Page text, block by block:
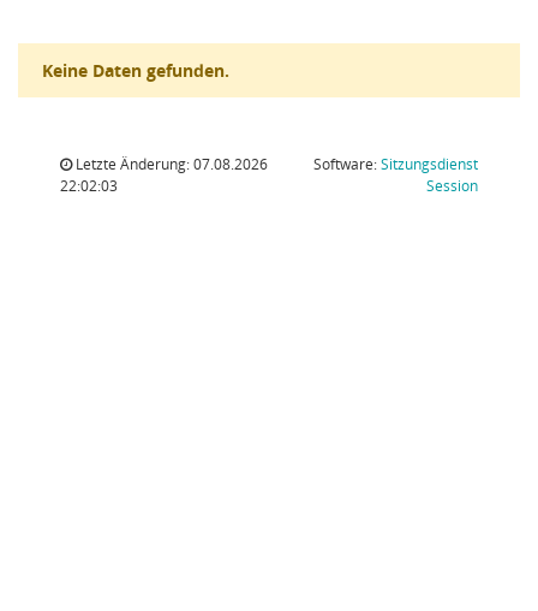
Keine Daten gefunden.
Letzte Änderung: 07.08.2026
22:02:03
Software:Sitzungsdienst
Session(Wird in